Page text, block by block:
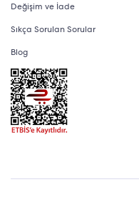
Değişim ve İade
Sıkça Sorulan Sorular
Blog